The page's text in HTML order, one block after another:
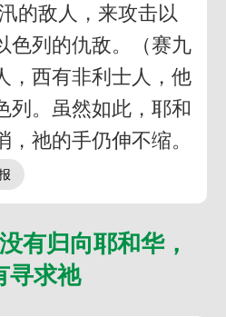
的敌人，来攻击以
色列的仇敌。（赛九
，西有非利士人，他
列。虽然如此，耶和
祂的手仍伸不缩。
有归向耶和华，
寻求祂